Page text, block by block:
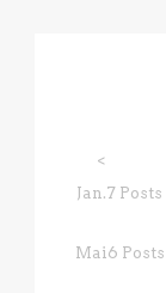
<
Jan.7 Posts
Mai6 Posts